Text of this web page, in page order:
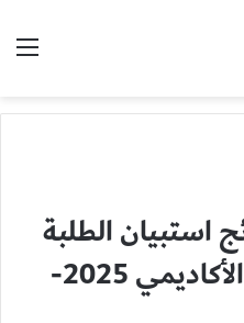
استبيان الطلبة
تدعم خطة الابتعاث الأكاديمي 2025-